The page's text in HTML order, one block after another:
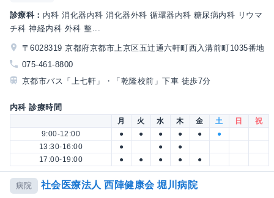
診療科： 内科 消化器内科 消化器外科 循環器内科 糖尿病内科 リウマ
チ科 神経内科 外科 整...
〒6028319 京都府京都市上京区五辻通六軒町西入溝前町1035番地
075-461-8800
京都市バス「上七軒」・「乾隆校前」下車 徒歩7分
内科 診療時間
月 火 水 木 金 土 日
祝
9:00-12:00
● ● ● ● ●
●
13:30-16:00
● ●
●
17:00-19:00
● ● ● ● ●
病院 社会医療法人 西陣健康会 堀川病院